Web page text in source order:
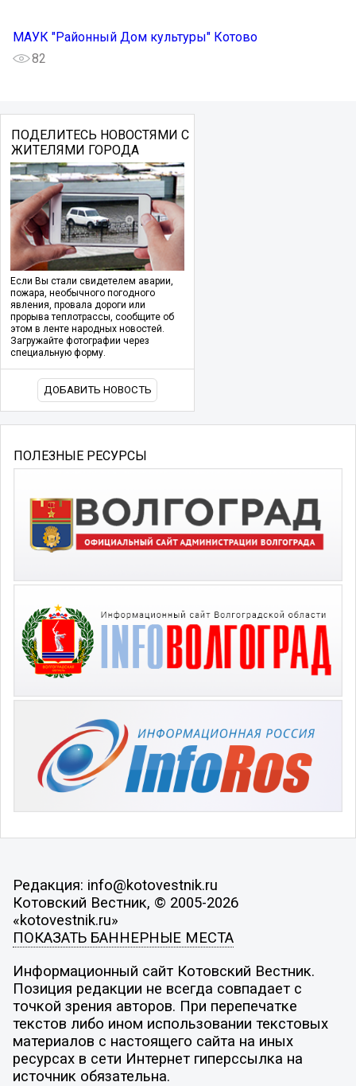
МАУК "Районный Дом культуры" Котово
82
ПОДЕЛИТЕСЬ НОВОСТЯМИ С
ЖИТЕЛЯМИ ГОРОДА
Если Вы стали свидетелем аварии,
пожара, необычного погодного
явления, провала дороги или
прорыва теплотрассы, сообщите об
этом в ленте народных новостей.
Загружайте фотографии через
специальную форму.
ДОБАВИТЬ НОВОСТЬ
ПОЛЕЗНЫЕ РЕСУРСЫ
Редакция: info@kotovestnik.ru
Котовский Вестник, © 2005-2026
«kotovestnik.ru»
ПОКАЗАТЬ БАННЕРНЫЕ МЕСТА
Информационный сайт Котовский Вестник.
Позиция редакции не всегда совпадает с
точкой зрения авторов. При перепечатке
текстов либо ином использовании текстовых
материалов с настоящего сайта на иных
ресурсах в сети Интернет гиперссылка на
источник обязательна.